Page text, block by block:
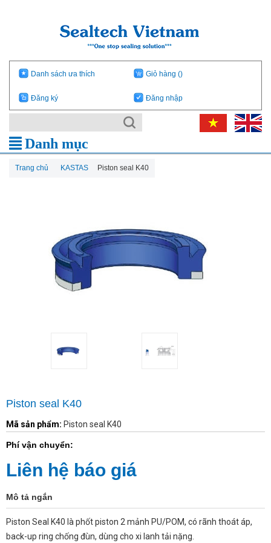
Danh sách ưa thích Giỏ hàng()
Đăng ký Đăng nhập
Danh mục
Trang chủ KASTAS Piston seal K40
Piston seal K40
Mã sản phẩm: Piston seal K40
Phí vận chuyển:
Liên hệ báo giá
Mô tả ngắn
Piston Seal K40 là phốt piston 2 mảnh PU/POM, có rãnh thoát áp,
back-up ring chống đùn, dùng cho xi lanh tải nặng.